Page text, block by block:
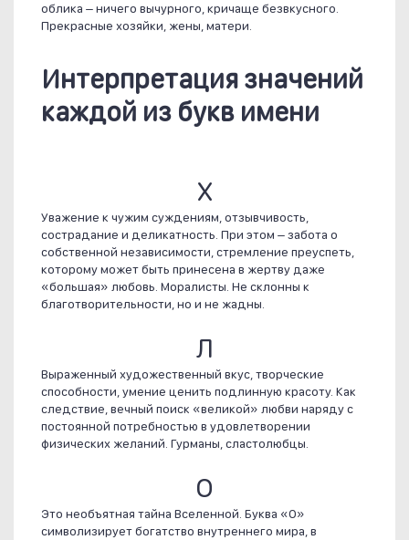
облика – ничего вычурного, кричаще безвкусного.
Прекрасные хозяйки, жены, матери.
Интерпретация значений
каждой из букв имени
Х
Уважение к чужим суждениям, отзывчивость,
сострадание и деликатность. При этом – забота о
собственной независимости, стремление преуспеть,
которому может быть принесена в жертву даже
«большая» любовь. Моралисты. Не склонны к
благотворительности, но и не жадны.
Л
Выраженный художественный вкус, творческие
способности, умение ценить подлинную красоту. Как
следствие, вечный поиск «великой» любви наряду с
постоянной потребностью в удовлетворении
физических желаний. Гурманы, сластолюбцы.
О
Это необъятная тайна Вселенной. Буква «О»
символизирует богатство внутреннего мира, в